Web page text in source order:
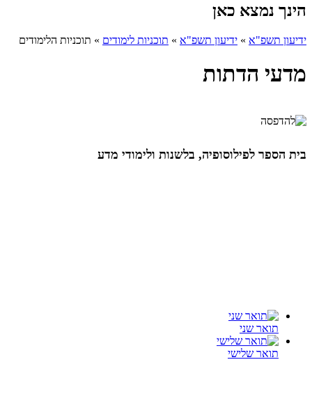
הינך נמצא כאן
ידיעון תשפ"א » ידיעון תשפ"א » תוכניות לימודים » תוכניות הלימודים
מדעי הדתות
בית הספר לפילוסופיה, בלשנות ולימודי מדע
תואר שני
תואר שלישי